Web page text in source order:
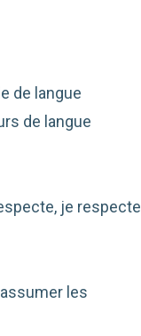
de langue
de langue
je respecte
les